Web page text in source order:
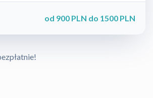
od 900 PLN do 1500 PLN